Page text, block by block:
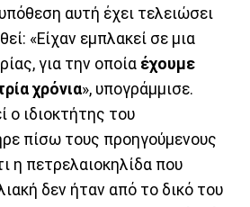
αυτή έχει τελειώσει
«Είχαν εμπλακεί σε μια
για την οποία έχουμε
χρόνια», υπογράμμισε.
ο ιδιοκτήτης του
πίσω τους προηγούμενους
η πετρελαιοκηλίδα που
δεν ήταν από το δικό του